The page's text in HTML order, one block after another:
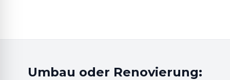
Umbau oder Renovierung: